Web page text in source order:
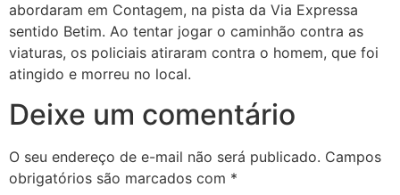
abordaram em Contagem, na pista da Via Expressa
sentido Betim. Ao tentar jogar o caminhão contra as
viaturas, os policiais atiraram contra o homem, que foi
atingido e morreu no local.
Deixe um comentário
O seu endereço de e-mail não será publicado. Campos
obrigatórios são marcados com *